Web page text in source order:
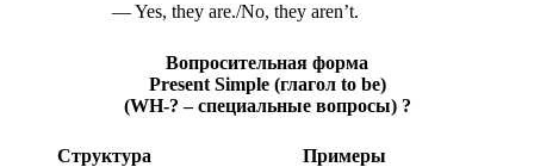
— Yes, they are./No, they aren’t.
Вопросительная форма
Present Simple (глагол to be)
(WH-? – специальные вопросы) ?
Структура
Примеры